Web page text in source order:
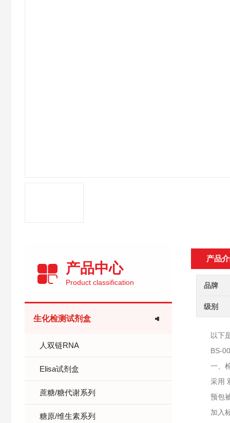
产品中心
Product classification
生化检测试剂盒
人双链RNA
Elisa试剂盒
蔗糖/糖代谢系列
糖原/维生素系列
产品
品牌
级别
以下是
BS-
一、检
采用 ‌双
预包被
加入标